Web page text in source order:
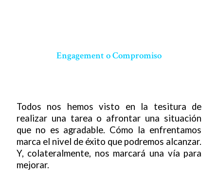
Engagement o Compromiso
Todos nos hemos visto en la tesitura de
realizar una tarea o afrontar una situación
que no es agradable. Cómo la enfrentamos
marca el nivel de éxito que podremos alcanzar.
Y, colateralmente, nos marcará una vía para
mejorar.